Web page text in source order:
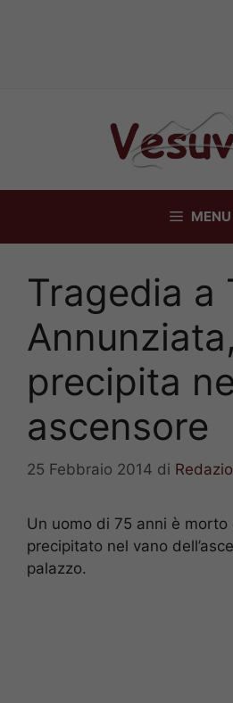
MENU
Tragedia a
precipita
ascensore
25 Febbraio 2014 di
Un uomo di 75 anni è morto
precipitato nel vano
palazzo.